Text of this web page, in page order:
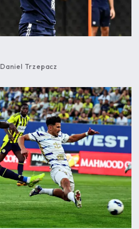
Daniel Trzepacz